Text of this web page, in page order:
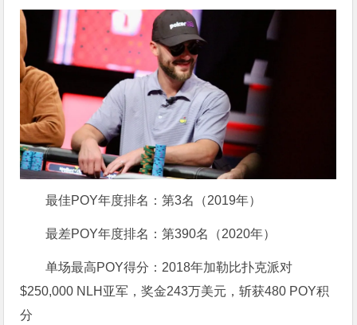
最佳POY年度排名：第3名（2019年）
最差POY年度排名：第390名（2020年）
单场最高POY得分：2018年加勒比扑克派对
$250,000 NLH亚军，奖金243万美元，斩获480 POY积
分